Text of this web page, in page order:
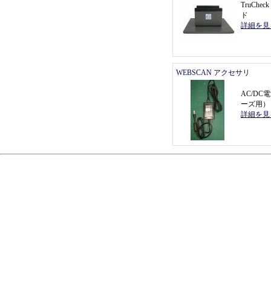
ド
詳細を
WEBSCAN アクセサリ
AC/DC
ーズ用 ）
詳細を